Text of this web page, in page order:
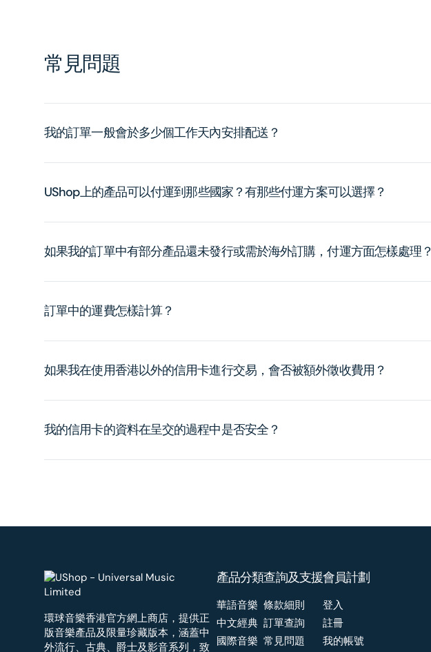
常見問題
我的訂單一般會於多少個工作天內安排配送？
UShop上的產品可以付運到那些國家？有那些付運方案可以選擇？
如果我的訂單中有部分產品還未發行或需於海外訂購，付運方面怎樣處理？
訂單中的運費怎樣計算？
如果我在使用香港以外的信用卡進行交易，會否被額外徵收費用？
我的信用卡的資料在呈交的過程中是否安全？
環球音樂香港官方網上商店，提供正
版音樂產品及限量珍藏版本，涵蓋中
外流行、古典、爵士及影音系列，致
產品分類
華語音樂
中文經典
國際音樂
查詢及支援
條款細則
訂單查詢
常見問題
會員計劃
登入
註冊
我的帳號